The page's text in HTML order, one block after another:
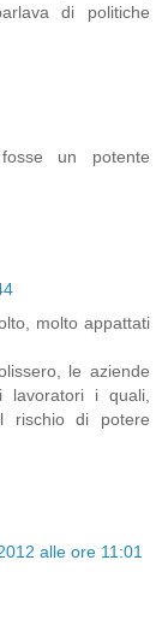
di politiche
un potente
molto appattati
le aziende
i quali,
rischio di potere
alle ore 11:01